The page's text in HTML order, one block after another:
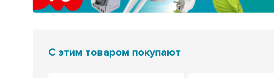
С этим товаром покупают